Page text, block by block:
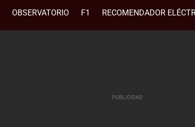
OBSERVATORIO F1
RECOMENDADOR